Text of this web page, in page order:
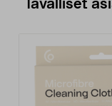
Tavalliset